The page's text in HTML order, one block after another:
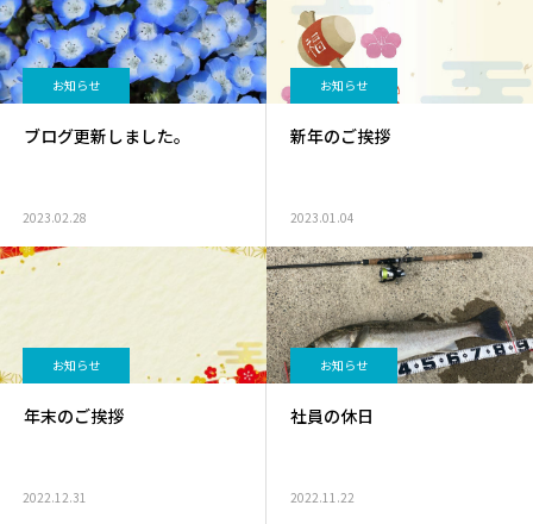
お知らせ
ブログ更新しました。
2023.02.28
お知らせ
新年のご挨拶
2023.01.04
お知らせ
年末のご挨拶
2022.12.31
お知らせ
社員の休日
2022.11.22